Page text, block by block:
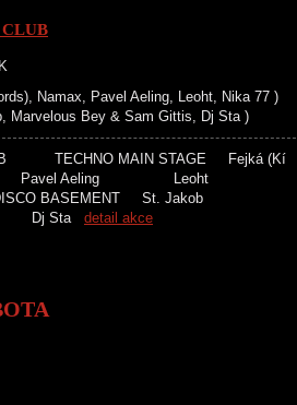
CLUB
Namax, Pavel Aeling, Leoht, Nika 77 )
Marvelous Bey & Sam Gittis, Dj Sta )
TECHNO MAIN STAGE Fejká (Kí
Aeling Leoht
BASEMENT St. Jakob
Dj Sta detail akce